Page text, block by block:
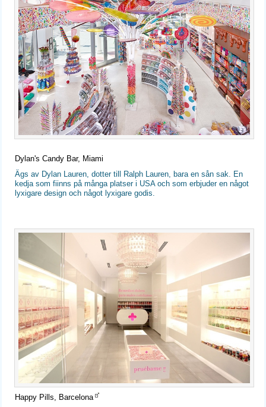
Dylan's Candy Bar, Miami
Ägs av Dylan Lauren, dotter till Ralph Lauren, bara en sån sak. En
kedja som fiinns på många platser i USA och som erbjuder en något
lyxigare design och något lyxigare godis.
Happy Pills, Barcelona